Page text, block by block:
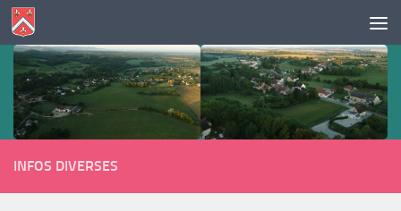
Skip to content
INFOS DIVERSES